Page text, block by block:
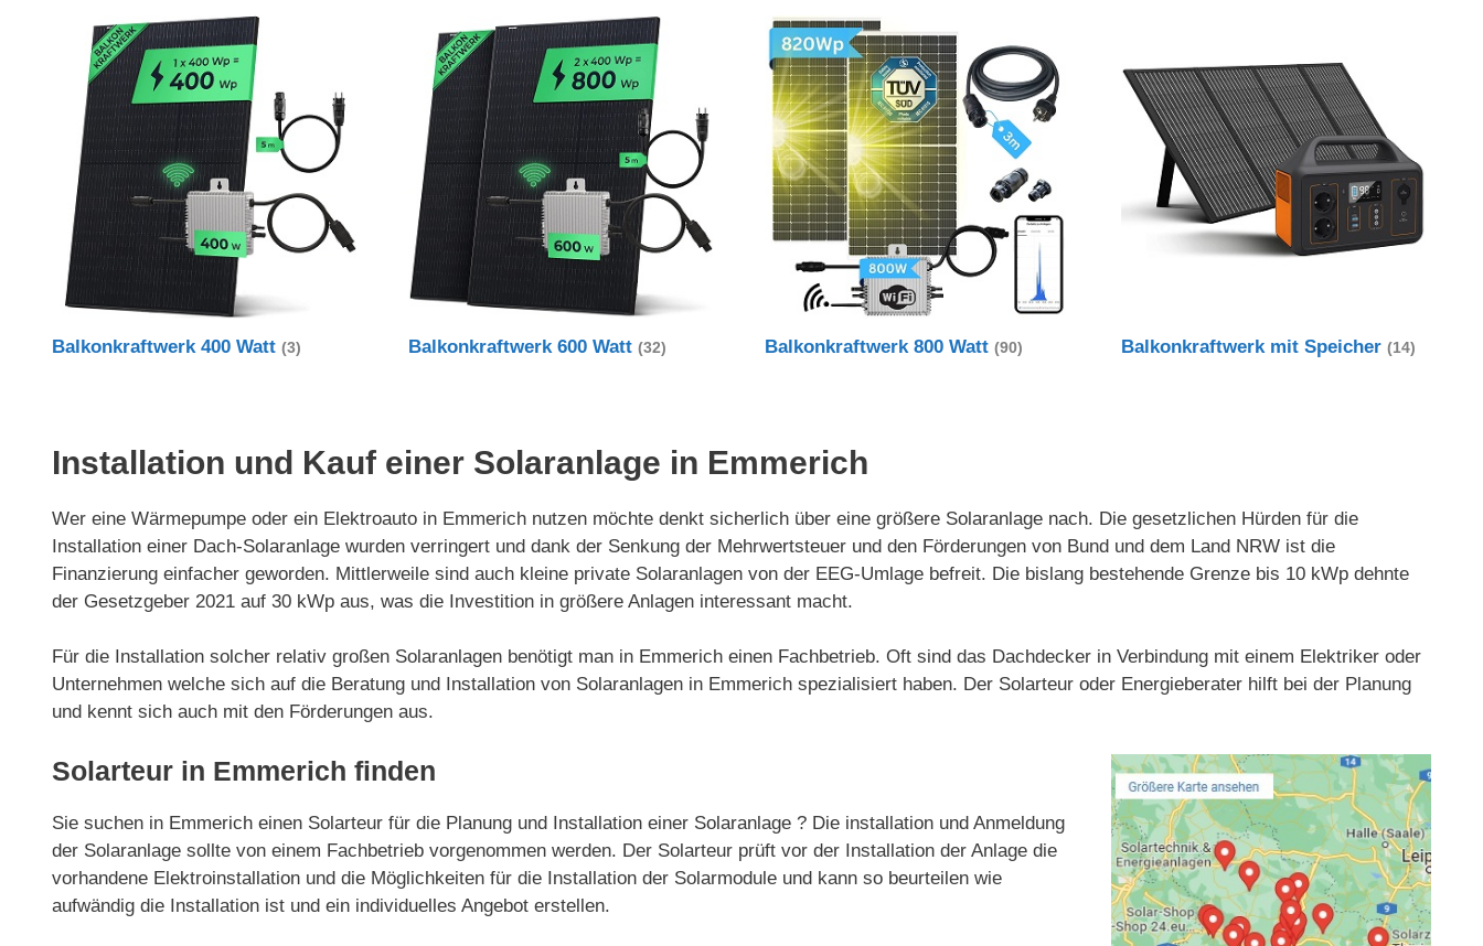
Balkonkraftwerk 400 Watt (3) Balkonkraftwerk 600 Watt(32) Balkonkraftwerk 800 Watt(90) Balkonkraftwerk mit Speicher(14)
Installation und Kauf einer Solaranlage in Emmerich
Wer eine Wärmepumpe oder ein Elektroauto in Emmerich nutzen möchte denkt sicherlich über eine größere Solaranlage nach. Die gesetzlichen Hürden für die
Installation einer Dach-Solaranlage wurden verringert und dank der Senkung der Mehrwertsteuer und den Förderungen von Bund und dem Land NRW ist die
Finanzierung einfacher geworden. Mittlerweile sind auch kleine private Solaranlagen von der EEG-Umlage befreit. Die bislang bestehende Grenze bis 10 kWp dehnte
der Gesetzgeber 2021 auf 30 kWp aus, was die Investition in größere Anlagen interessant macht.
Für die Installation solcher relativ großen Solaranlagen benötigt man in Emmerich einen Fachbetrieb. Oft sind das Dachdecker in Verbindung mit einem Elektriker oder
Unternehmen welche sich auf die Beratung und Installation von Solaranlagen in Emmerich spezialisiert haben. Der Solarteur oder Energieberater hilft bei der Planung
und kennt sich auch mit den Förderungen aus.
Solarteur in Emmerich finden
Sie suchen in Emmerich einen Solarteur für die Planung und Installation einer Solaranlage ? Die installation und Anmeldung
der Solaranlage sollte von einem Fachbetrieb vorgenommen werden. Der Solarteur prüft vor der Installation der Anlage die
vorhandene Elektroinstallation und die Möglichkeiten für die Installation der Solarmodule und kann so beurteilen wie
aufwändig die Installation ist und ein individuelles Angebot erstellen.